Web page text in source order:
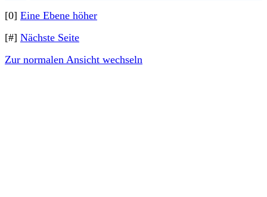
[0] Eine Ebene höher
[#] Nächste Seite
Zur normalen Ansicht wechseln